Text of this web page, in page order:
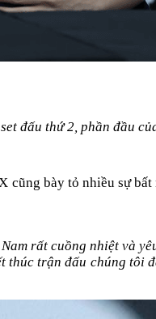
đấu thứ 2, phần đầu
bày tỏ nhiều sự
rất cuồng nhiệt và
trận đấu chúng tôi